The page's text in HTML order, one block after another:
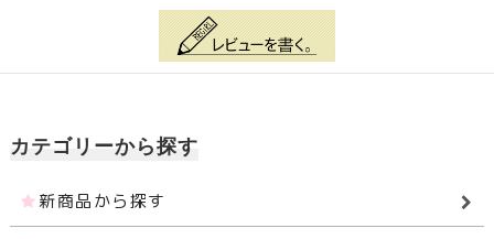
カテゴリーから探す
新商品から探す